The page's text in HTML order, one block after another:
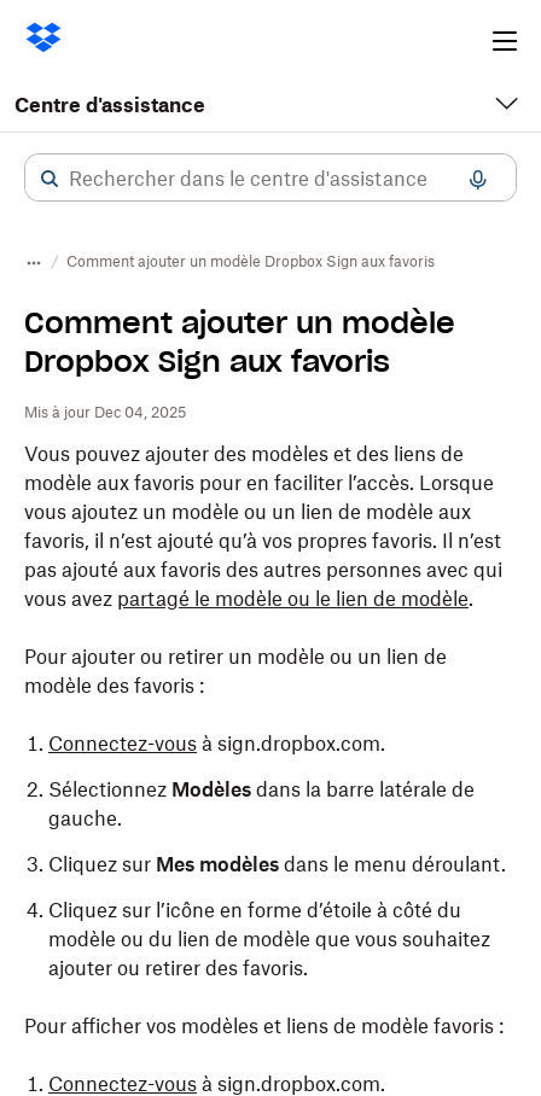
Centre d'assistance
Comment ajouter un modèle Dropbox Sign aux favoris
Comment ajouter un modèle
Dropbox Sign aux favoris
Mis à jour Dec 04, 2025
Vous pouvez ajouter des modèles et des liens de
modèle aux favoris pour en faciliter l’accès. Lorsque
vous ajoutez un modèle ou un lien de modèle aux
favoris, il n’est ajouté qu’à vos propres favoris. Il n’est
pas ajouté aux favoris des autres personnes avec qui
vous avez partagé le modèle ou le lien de modèle.
Pour ajouter ou retirer un modèle ou un lien de
modèle des favoris :
Connectez-vous à sign.dropbox.com.
Sélectionnez Modèles dans la barre latérale de
gauche.
Cliquez sur Mes modèles dans le menu déroulant.
Cliquez sur l’icône en forme d’étoile à côté du
modèle ou du lien de modèle que vous souhaitez
ajouter ou retirer des favoris.
Pour afficher vos modèles et liens de modèle favoris :
Connectez-vous à sign.dropbox.com.